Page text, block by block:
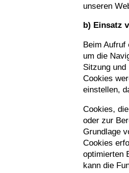
unseren
b) Einsatz
Beim Aufruf
um die
Sitzung und
Cookies
einstellen,
Cookies,
oder zur
Grundlage
Cookies
optimierten
kann die